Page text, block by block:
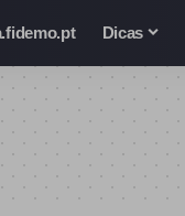
Dicas